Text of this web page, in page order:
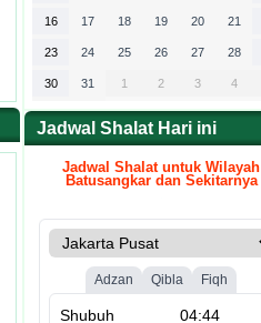
16 17 18 19 20 21
23 24 25 26 27 28
30 31 1 2 3 4
Jadwal Shalat Hari ini
Jadwal Shalat untuk Wilayah
Batusangkar dan Sekitarnya